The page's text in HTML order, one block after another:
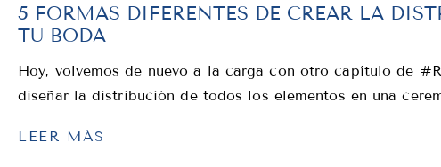
5 FORMAS DIFERENTES DE CREAR LA
TU BODA
Hoy, volvemos de nuevo a la carga con otro capítulo de
diseñar la distribución de todos los elementos en una
LEER MÁS